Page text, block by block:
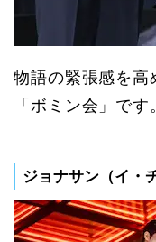
物語の緊張感を高
「ボミン会」です
ジョナサン（イ・